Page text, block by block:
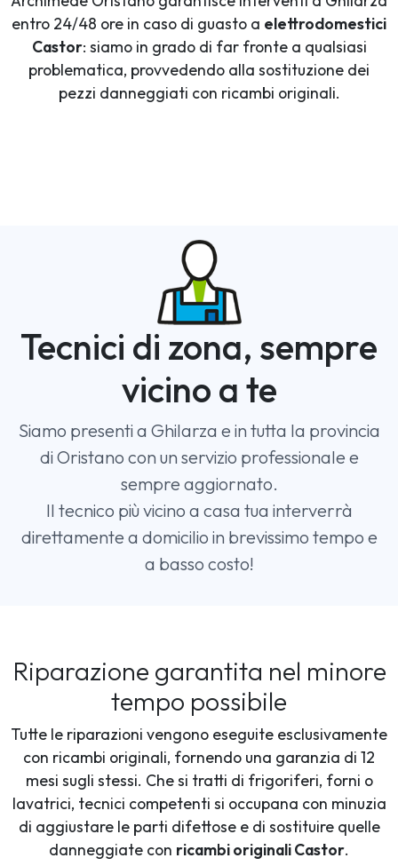
entro 24/48 ore in caso di guasto a elettrodomestici
Castor: siamo in grado di far fronte a qualsiasi
problematica, provvedendo alla sostituzione dei
pezzi danneggiati con ricambi originali.
Tecnici di zona, sempre
vicino a te
Siamo presenti a Ghilarza e in tutta la provincia
di Oristano con un servizio professionale e
sempre aggiornato.
Il tecnico più vicino a casa tua interverrà
direttamente a domicilio in brevissimo tempo e
a basso costo!
Riparazione garantita nel minore
tempo possibile
Tutte le riparazioni vengono eseguite esclusivamente
con ricambi originali, fornendo una garanzia di 12
mesi sugli stessi. Che si tratti di frigoriferi, forni o
lavatrici, tecnici competenti si occupana con minuzia
di aggiustare le parti difettose e di sostituire quelle
danneggiate con ricambi originali Castor.